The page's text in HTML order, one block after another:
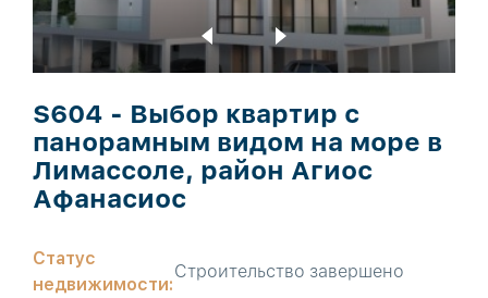
S604 - Выбор квартир с
панорамным видом на море в
Лимассоле, район Агиос
Афанасиос
Статус
недвижимости:
Строительство завершено